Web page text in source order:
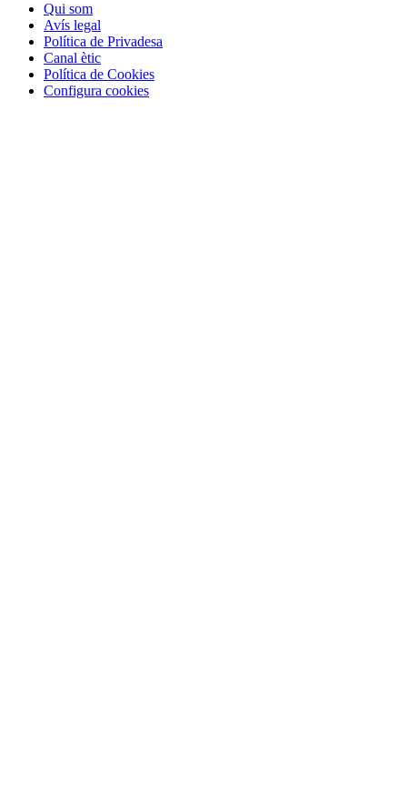
Qui som
Avís legal
Política de Privadesa
Canal ètic
Política de Cookies
Configura cookies